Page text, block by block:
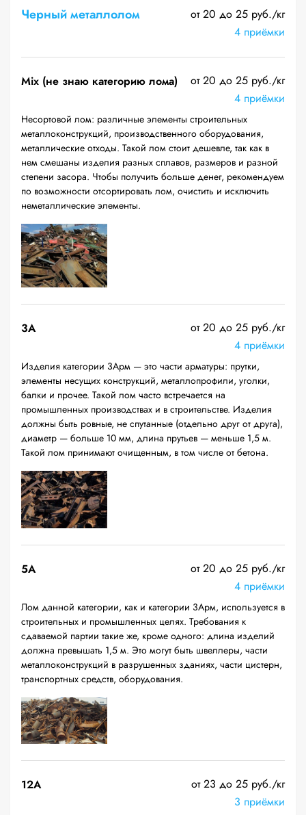
Черный металлолом
от 20 до 25 руб./кг
4 приёмки
Mix (не знаю категорию лома)
от 20 до 25 руб./кг
4 приёмки
Несортовой лом: различные элементы строительных
металлоконструкций, производственного оборудования,
металлические отходы. Такой лом стоит дешевле, так как в
нем смешаны изделия разных сплавов, размеров и разной
степени засора. Чтобы получить больше денег, рекомендуем
по возможности отсортировать лом, очистить и исключить
неметаллические элементы.
3А
от 20 до 25 руб./кг
4 приёмки
Изделия категории 3Арм — это части арматуры: прутки,
элементы несущих конструкций, металлопрофили, уголки,
балки и прочее. Такой лом часто встречается на
промышленных производствах и в строительстве. Изделия
должны быть ровные, не спутанные (отдельно друг от друга),
диаметр — больше 10 мм, длина прутьев — меньше 1,5 м.
Такой лом принимают очищенным, в том числе от бетона.
5А
от 20 до 25 руб./кг
4 приёмки
Лом данной категории, как и категории 3Арм, используется в
строительных и промышленных целях. Требования к
сдаваемой партии такие же, кроме одного: длина изделий
должна превышать 1,5 м. Это могут быть швеллеры, части
металлоконструкций в разрушенных зданиях, части цистерн,
транспортных средств, оборудования.
12A
от 23 до 25 руб./кг
3 приёмки